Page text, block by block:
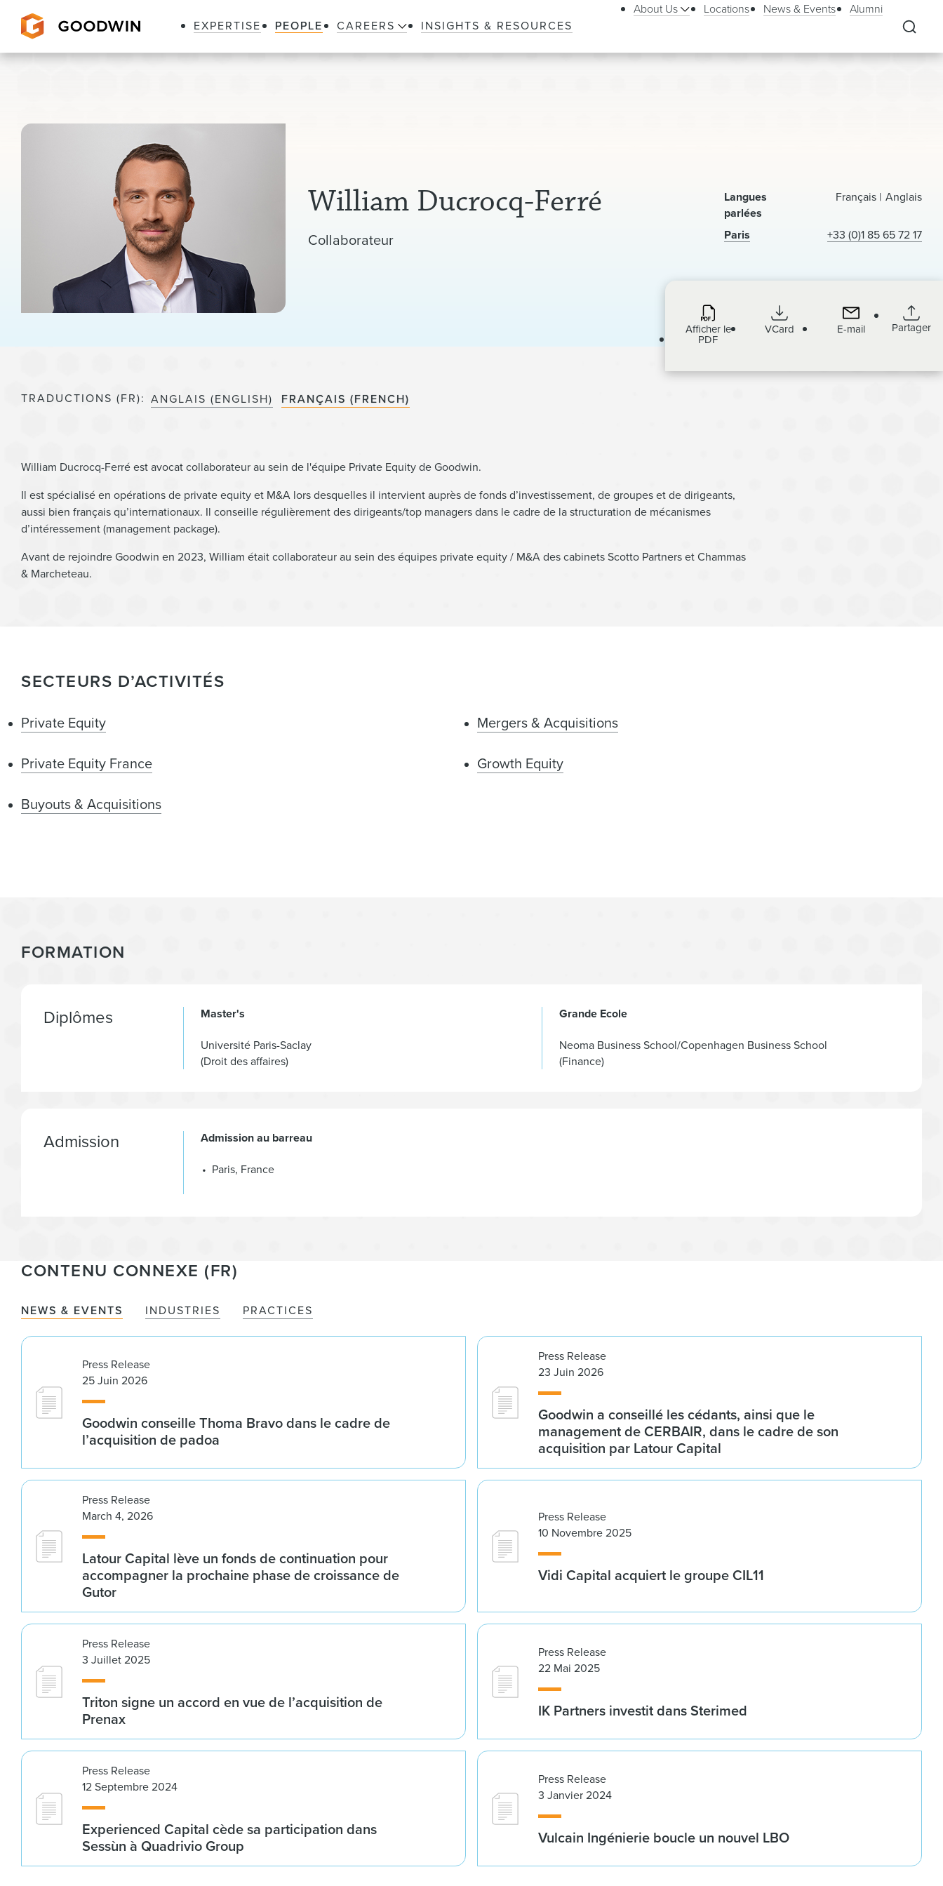
EXPERTISE PEOPLE CAREERS INSIGHTS & RESOURCES
About Us Locations News & Events Alumni
William Ducrocq-Ferré
Collaborateur
Langues
parlées
Français Anglais
Paris +33 (0)1 85 65 72 17
Afficher le
PDF
VCard E-mail Partager
TRADUCTIONS (FR) ANGLAIS (ENGLISH) FRANÇAIS (FRENCH)
William Ducrocq-Ferré est avocat collaborateur au sein de l'équipe Private Equity de Goodwin.
Il est spécialisé en opérations de private equity et M&A lors desquelles il intervient auprès de fonds d’investissement, de groupes et de dirigeants,
aussi bien français qu’internationaux. Il conseille régulièrement des dirigeants/top managers dans le cadre de la structuration de mécanismes
d’intéressement (management package).
Avant de rejoindre Goodwin en 2023, William était collaborateur au sein des équipes private equity / M&A des cabinets Scotto Partners et Chammas
& Marcheteau.
SECTEURS D’ACTIVITÉS
Private Equity
Private Equity France
Buyouts & Acquisitions
Mergers & Acquisitions
Growth Equity
FORMATION
Diplômes Master's
Université Paris-Saclay
(Droit des affaires)
Grande Ecole
Neoma Business School/Copenhagen Business School
(Finance)
Admission Admission au barreau
Paris, France
CONTENU CONNEXE (FR)
NEWS & EVENTS INDUSTRIES PRACTICES
Press Release
25 Juin 2026
Goodwin conseille Thoma Bravo dans le cadre de
l’acquisition de padoa
Press Release
23 Juin 2026
Goodwin a conseillé les cédants, ainsi que le
management de CERBAIR, dans le cadre de son
acquisition par Latour Capital
Press Release
March 4, 2026
Latour Capital lève un fonds de continuation pour
accompagner la prochaine phase de croissance de
Gutor
Press Release
10 Novembre 2025
Vidi Capital acquiert le groupe CIL11
Press Release
3 Juillet 2025
Triton signe un accord en vue de l’acquisition de
Prenax
Press Release
22 Mai 2025
IK Partners investit dans Sterimed
Press Release
12 Septembre 2024
Experienced Capital cède sa participation dans
Sessùn à Quadrivio Group
Press Release
3 Janvier 2024
Vulcain Ingénierie boucle un nouvel LBO